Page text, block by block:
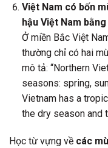
Việt Nam có bốn
hậu Việt Nam
Ở miền Bắc Việt
thường chỉ có hai
mô tả: “Northern
seasons: spring,
Vietnam has a
the dry season and
Học từ vựng về các